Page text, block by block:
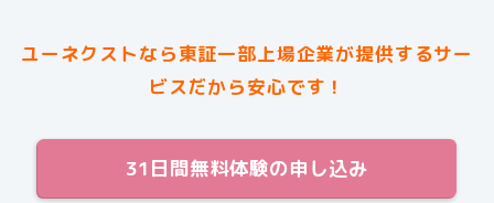
ユーネクストなら東証一部上場企業が提供するサー
ビスだから安心です！
31日間無料体験の申し込み